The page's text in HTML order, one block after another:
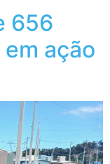
656
ação